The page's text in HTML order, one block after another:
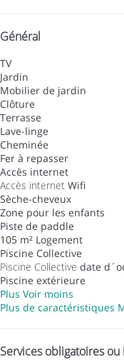
Général
TV
Jardin
Mobilier de jardin
Clôture
Terrasse
Lave-linge
Cheminée
Fer à repasser
Accès internet
Accès internet Wifi
Sèche-cheveux
Zone pour les enfants
Piste de paddle
105 m² Logement
Piscine Collective
Piscine Collective date
Piscine extérieure
Plus Voir moins
Plus de caractéristiques
Services obligatoires ou